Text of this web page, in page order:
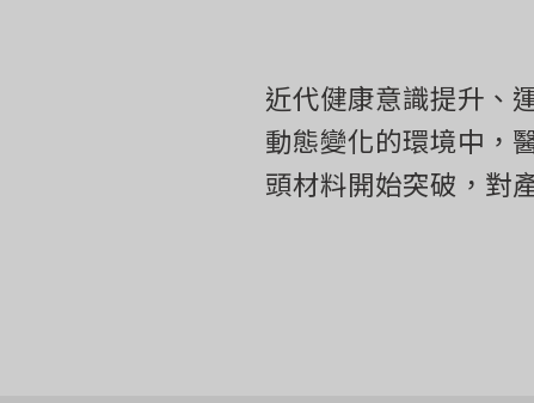
近代健康意識提升、
動態變化的環境中，
頭材料開始突破，對